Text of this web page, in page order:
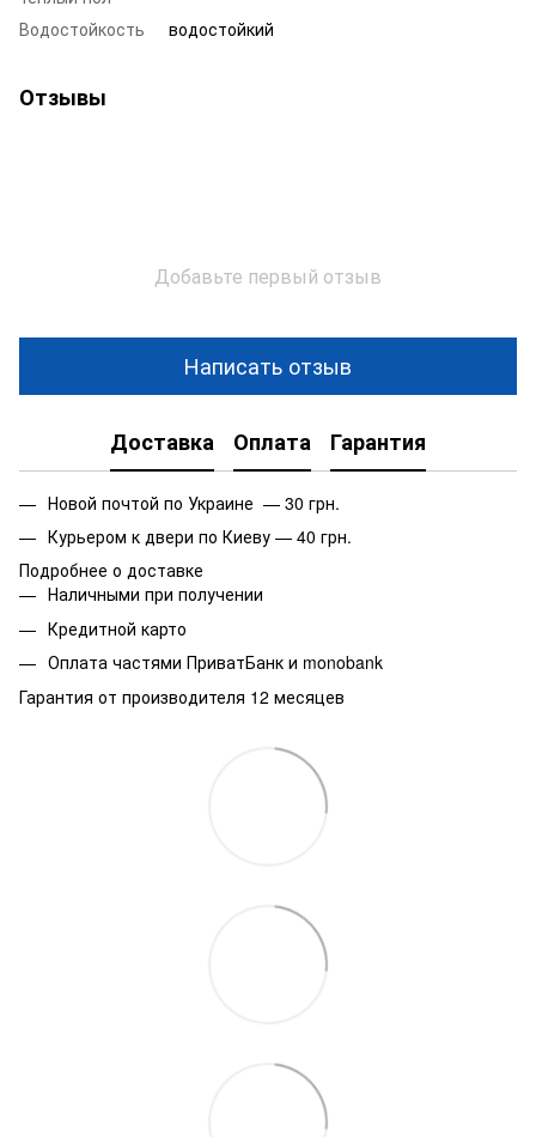
Водостойкость
водостойкий
Отзывы
Добавьте первый отзыв
Написать отзыв
Доставка Оплата Гарантия
Новой почтой по Украине — 30 грн.
Курьером к двери по Киеву — 40 грн.
Подробнее о доставке
Наличными при получении
Кредитной карто
Оплата частями ПриватБанк и monobank
Гарантия от производителя 12 месяцев